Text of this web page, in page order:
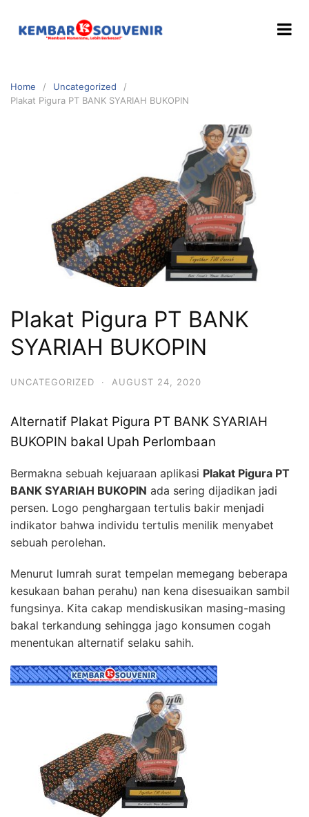
Home
Uncategorized
Plakat Pigura PT BANK SYARIAH BUKOPIN
Plakat Pigura PT BANK
SYARIAH BUKOPIN
UNCATEGORIZED · AUGUST 24, 2020
Alternatif Plakat Pigura PT BANK SYARIAH
BUKOPIN bakal Upah Perlombaan
Bermakna sebuah kejuaraan aplikasi Plakat Pigura PT
BANK SYARIAH BUKOPIN ada sering dijadikan jadi
persen. Logo penghargaan tertulis bakir menjadi
indikator bahwa individu tertulis menilik menyabet
sebuah perolehan.
Menurut lumrah surat tempelan memegang beberapa
kesukaan bahan perahu) nan kena disesuaikan sambil
fungsinya. Kita cakap mendiskusikan masing-masing
bakal terkandung sehingga jago konsumen cogah
menentukan alternatif selaku sahih.